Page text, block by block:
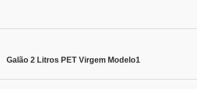
Galão 2 Litros PET Virgem Modelo1